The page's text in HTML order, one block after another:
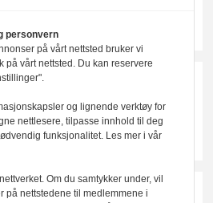
personvern
på vårt nettsted bruker vi
på vårt nettsted. Du kan reservere
og lignende verktøy for
nettlesere, tilpasse innhold til deg
funksjonalitet. Les mer i vår
Om du samtykker under, vil
på nettstedene til medlemmene i